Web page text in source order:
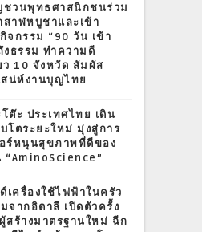
ชวนพุทธศาสนิกชนร่วม
าฬหบูชาและเข้า
จกรรม “90 วัน เข้า
งธรรม ทำความดี
10 จังหวัด สัมผัส
น่ห์งานบุญไทย
ต๊ะ ประเทศไทย เดิน
โตระยะใหม่ มุ่งสู่การ
อร์หนุนสุขภาพที่ดีของ
เครื่องใช้ไฟฟ้าในครัว
จากอิตาลี เปิดตัวครั้ง
สร้างมาตรฐานใหม่ ฉีก